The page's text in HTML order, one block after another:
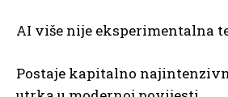
AI više nije eksperimentalna
Postaje kapitalno